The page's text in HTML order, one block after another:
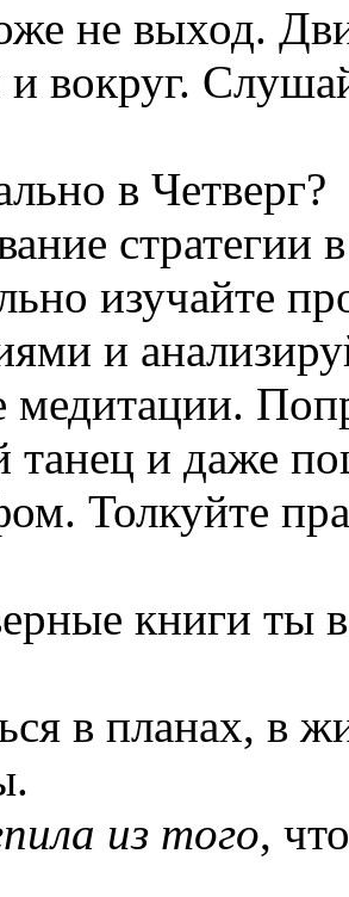
не выход.
вокруг.
в Четверг?
стратегии
изучайте
и
танец и даже
Толкуйте
книги ты
в планах, в
из того,